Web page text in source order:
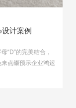
计案例
计案例
“D”的完美结合，
点缀预示企业鸿运